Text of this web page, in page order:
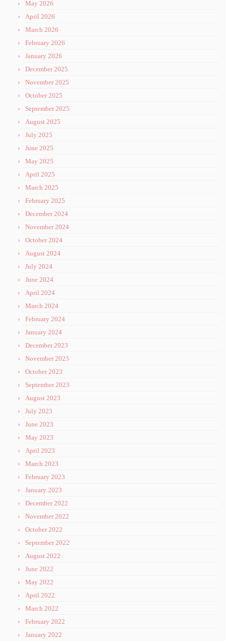
May 2026
April 2026
March 2026
February 2026
January 2026
December 2025
November 2025
October 2025
September 2025
August 2025
July 2025
June 2025
May 2025
April 2025
March 2025
February 2025
December 2024
November 2024
October 2024
August 2024
July 2024
June 2024
April 2024
March 2024
February 2024
January 2024
December 2023
November 2023
October 2023
September 2023
August 2023
July 2023
June 2023
May 2023
April 2023
March 2023
February 2023
January 2023
December 2022
November 2022
October 2022
September 2022
August 2022
June 2022
May 2022
April 2022
March 2022
February 2022
January 2022